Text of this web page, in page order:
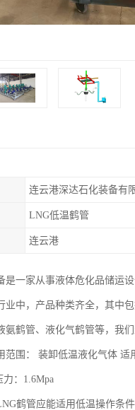
连云港深达石化装备有
LNG低温鹤管
连云港
是一家从事液体危化品储运
业中，产品种类齐全，其中
氨鹤管、液化气鹤管等，我
范围： 装卸低温液化气体
：1.6Mpa
鹤管应能适用低温操作条